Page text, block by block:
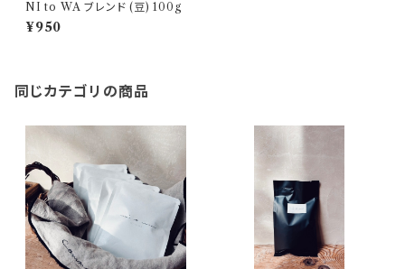
NI to WA ブレンド (豆) 100g
¥950
同じカテゴリの商品